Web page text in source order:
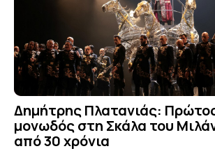
Δημήτρης Πλατανιάς:
μονωδός στη Σκάλα του
από 30 χρόνια